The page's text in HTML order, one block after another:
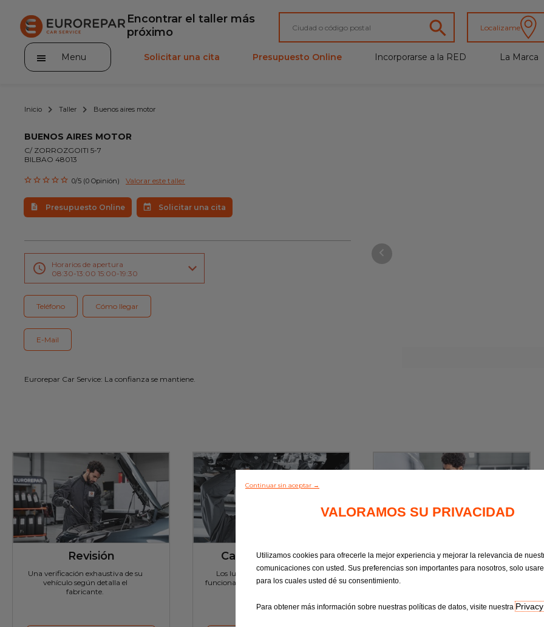
Encontrar el taller más
próximo
Localizame
Menu
Incorporarse a la RED
La Marca
Promociones
Noticias
Servicios
Solicitar una cita Presupuesto Online Incorporarse a la RED La Marca
Inicio Taller Buenos aires motor
BUENOS AIRES MOTOR
C/ ZORROZGOITI 5-7
BILBAO 48013
0/5 (0 Opinión) Valorar este taller
Presupuesto Online Solicitar una cita
Horarios de apertura
08:30-13:00 15:00-19:30
Teléfono Cómo llegar
E-Mail
Eurorepar Car Service: La confianza se mantiene.
Revisión
Una verificación exhaustiva de su
vehículo según detalla el
fabricante.
Cambio de Aceite
Los lubricantes, garantes del
funcionamiento óptimo del motor
Neumáticos
Neumáticos: el vínculo esencial
Continuar sin aceptar →
VALORAMOS SU PRIVACIDAD
Utilizamos cookies para ofrecerle la mejor experiencia y mejorar la relevancia de
comunicaciones con usted. Sus preferencias son importantes para nosotros, solo
para los cuales usted dé su consentimiento.
Para obtener más información sobre nuestras políticas de datos, visite nuestra